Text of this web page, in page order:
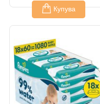
Купува